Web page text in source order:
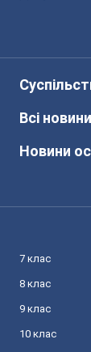
Всі новини
Новини
7 клас
8 клас
9 клас
10 клас